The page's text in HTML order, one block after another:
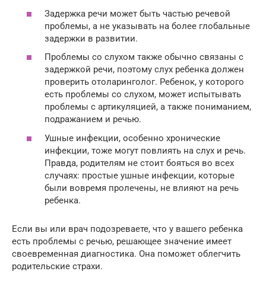
Задержка речи может быть частью речевой
проблемы, а не указывать на более глобальные
задержки в развитии.
Проблемы со слухом также обычно связаны с
задержкой речи, поэтому слух ребенка должен
проверить отоларинголог. Ребенок, у которого
есть проблемы со слухом, может испытывать
проблемы с артикуляцией, а также пониманием,
подражанием и речью.
Ушные инфекции, особенно хронические
инфекции, тоже могут повлиять на слух и речь.
Правда, родителям не стоит бояться во всех
случаях: простые ушные инфекции, которые
были вовремя пролечены, не влияют на речь
ребенка.
Если вы или врач подозреваете, что у вашего ребенка
есть проблемы с речью, решающее значение имеет
своевременная диагностика. Она поможет облегчить
родительские страхи.